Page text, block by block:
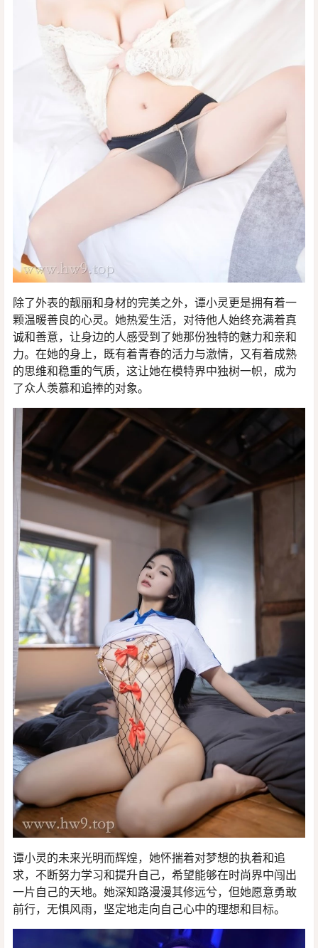
除了外表的靓丽和身材的完美之外，谭小灵更是拥有着一
颗温暖善良的心灵。她热爱生活，对待他人始终充满着真
诚和善意，让身边的人感受到了她那份独特的魅力和亲和
力。在她的身上，既有着青春的活力与激情，又有着成熟
的思维和稳重的气质，这让她在模特界中独树一帜，成为
了众人羡慕和追捧的对象。
谭小灵的未来光明而辉煌，她怀揣着对梦想的执着和追
求，不断努力学习和提升自己，希望能够在时尚界中闯出
一片自己的天地。她深知路漫漫其修远兮，但她愿意勇敢
前行，无惧风雨，坚定地走向自己心中的理想和目标。